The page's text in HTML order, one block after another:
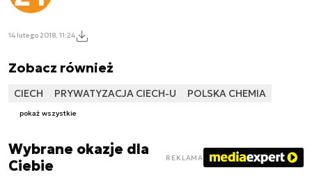
14 lutego 2018, 11:24
Zobacz również
CIECH PRYWATYZACJA CIECH-U POLSKA CHEMIA
pokaż wszystkie
Wybrane okazje dla
Ciebie
REKLAMA